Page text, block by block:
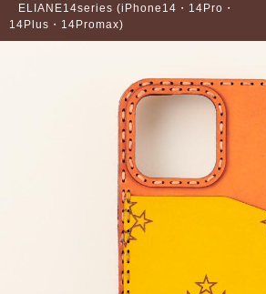
ELIANE14series (iPhone14・14Pro・
14Plus・14Promax)